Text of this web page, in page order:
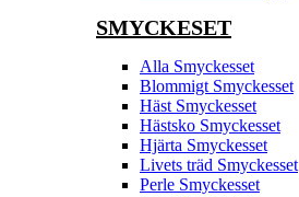
SMYCKESET
Alla Smyckesset
Blommigt Smyckesset
Häst Smyckesset
Hästsko Smyckesset
Hjärta Smyckesset
Livets träd Smyckesset
Perle Smyckesset